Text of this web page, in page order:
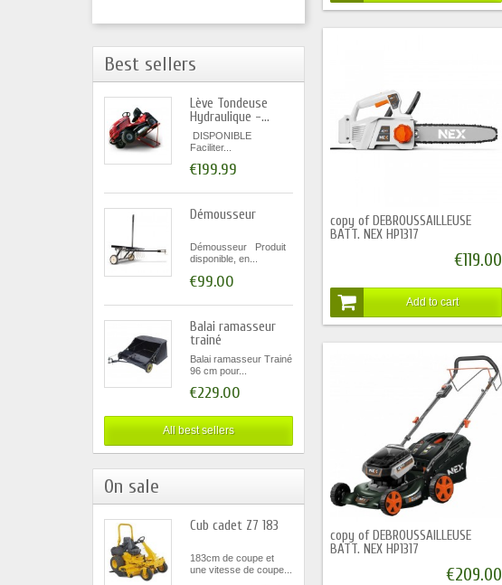
Best sellers
Lève Tondeuse
Hydraulique -...
DISPONIBLE
Faciliter...
€199.99
Démousseur
Démousseur Produit
disponible, en...
€99.00
Balai ramasseur
trainé
Balai ramasseur Trainé
96 cm pour...
€229.00
All best sellers
On sale
Cub cadet Z7 183
183cm de coupe et
une vitesse de coupe...
copy of DEBROUSSAILLEUSE
BATT. NEX HP1317
€119.00
Add to cart
copy of DEBROUSSAILLEUSE
BATT. NEX HP1317
€209.00